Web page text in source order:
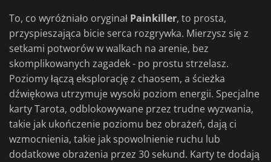
To, co wyróżniało oryginał Painkiller, to prosta,
przyspieszająca bicie serca rozgrywka. Mierzysz się z
setkami potworów w walkach na arenie, bez
skomplikowanych zagadek - po prostu strzelasz.
Poziomy łączą eksplorację z chaosem, a ścieżka
dźwiękowa utrzymuje wysoki poziom energii. Specjalne
karty Tarota, odblokowywane przez trudne wyzwania,
takie jak ukończenie poziomu bez obrażeń, dają ci
wzmocnienia, takie jak spowolnienie ruchu lub
dodatkowe obrażenia przez 30 sekund. Karty te dodają